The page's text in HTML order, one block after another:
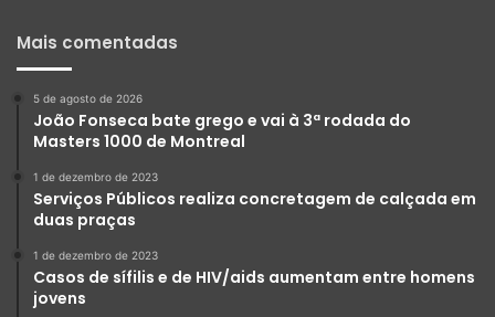
Mais comentadas
5 de agosto de 2026
João Fonseca bate grego e vai à 3ª rodada do
Masters 1000 de Montreal
1 de dezembro de 2023
Serviços Públicos realiza concretagem de calçada em
duas praças
1 de dezembro de 2023
Casos de sífilis e de HIV/aids aumentam entre homens
jovens